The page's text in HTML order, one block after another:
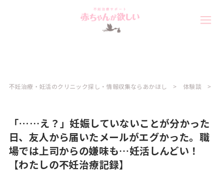
不妊治療・妊活のクリニック探し・情報収集ならあかほし 体験談
「……え？」妊娠していないことが分かった
日、友人から届いたメールがエグかった。職
場では上司からの嫌味も…妊活しんどい！
【わたしの不妊治療記録】